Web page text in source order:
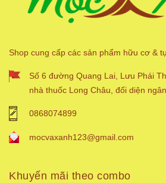
Shop cung cấp các sản phẩm hữu cơ &
Số 6 đường Quang Lai, Lưu Phái
nhà thuốc Long Châu, đối diện
0868074899
mocvaxanh123@gmail.com
Khuyến mãi theo combo